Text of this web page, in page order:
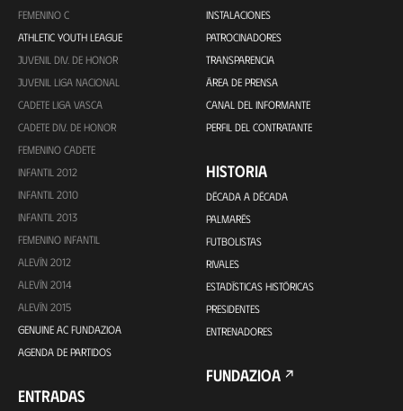
FEMENINO C
ATHLETIC YOUTH LEAGUE
JUVENIL DIV. DE HONOR
JUVENIL LIGA NACIONAL
CADETE LIGA VASCA
CADETE DIV. DE HONOR
FEMENINO CADETE
INFANTIL 2012
INFANTIL 2010
INFANTIL 2013
FEMENINO INFANTIL
ALEVÍN 2012
ALEVÍN 2014
ALEVÍN 2015
GENUINE AC FUNDAZIOA
AGENDA DE PARTIDOS
ENTRADAS
INSTALACIONES
PATROCINADORES
TRANSPARENCIA
ÁREA DE PRENSA
CANAL DEL INFORMANTE
PERFIL DEL CONTRATANTE
HISTORIA
DÉCADA A DÉCADA
PALMARÉS
FUTBOLISTAS
RIVALES
ESTADÍSTICAS HISTÓRICAS
PRESIDENTES
ENTRENADORES
FUNDAZIOA